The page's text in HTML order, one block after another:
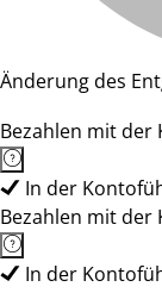
Änderung des
Bezahlen mit der
In der
Bezahlen mit
In der